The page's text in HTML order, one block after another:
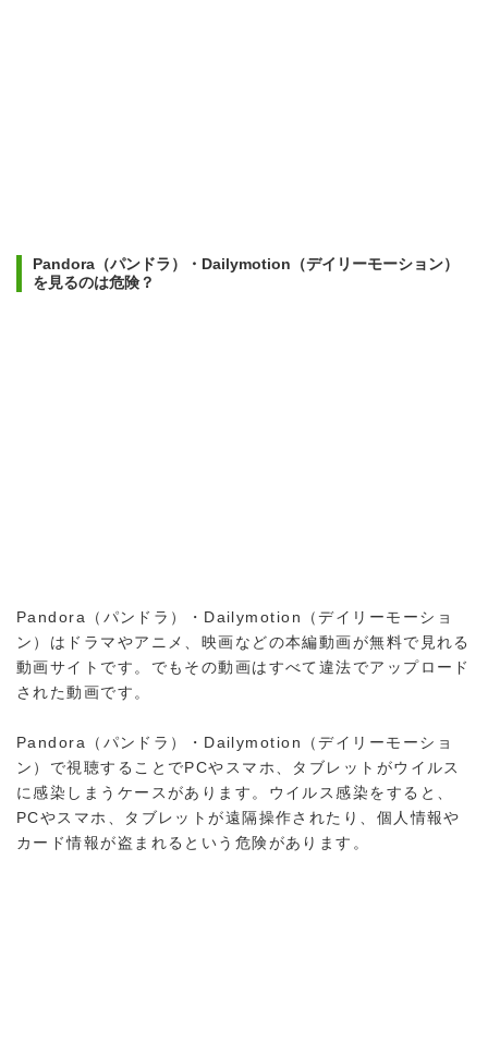
Pandora（パンドラ）・Dailymotion（デイリーモーション）
を見るのは危険？
Pandora（パンドラ）・Dailymotion（デイリーモーショ
ン）はドラマやアニメ、映画などの本編動画が無料で見れる
動画サイトです。でもその動画はすべて違法でアップロード
された動画です。
Pandora（パンドラ）・Dailymotion（デイリーモーショ
ン）で視聴することでPCやスマホ、タブレットがウイルス
に感染しまうケースがあります。ウイルス感染をすると、
PCやスマホ、タブレットが遠隔操作されたり、個人情報や
カード情報が盗まれるという危険があります。